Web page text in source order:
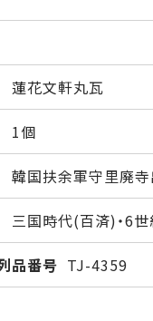
蓮花文軒丸瓦
1個
韓国扶余軍守里廃
三国時代(百済)・6世
品番号 TJ-4359